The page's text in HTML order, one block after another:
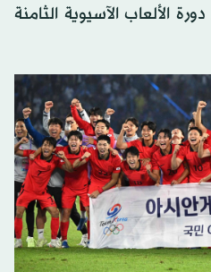
الألعاب الآسيوية الثامنة